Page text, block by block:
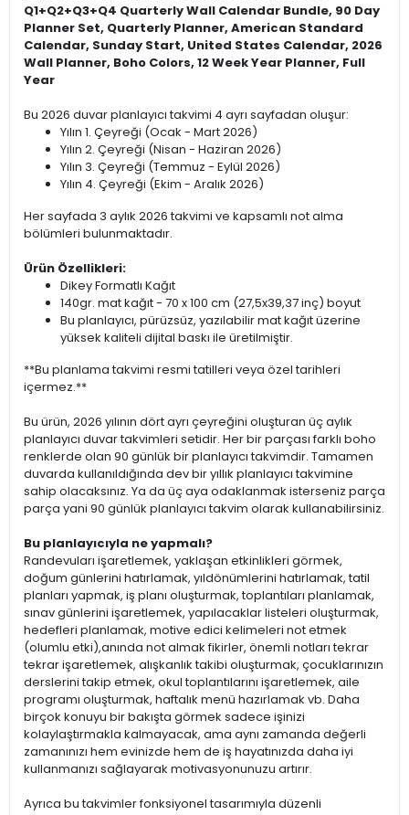
Q1+Q2+Q3+Q4 Quarterly Wall Calendar Bundle, 90 Day
Planner Set, Quarterly Planner, American Standard
Calendar, Sunday Start, United States Calendar, 2026
Wall Planner, Boho Colors, 12 Week Year Planner, Full
Year
Bu 2026 duvar planlayıcı takvimi 4 ayrı sayfadan oluşur:
Yılın 1. Çeyreği (Ocak - Mart 2026)
Yılın 2. Çeyreği (Nisan - Haziran 2026)
Yılın 3. Çeyreği (Temmuz - Eylül 2026)
Yılın 4. Çeyreği (Ekim - Aralık 2026)
Her sayfada 3 aylık 2026 takvimi ve kapsamlı not alma
bölümleri bulunmaktadır.
Ürün Özellikleri:
Dikey Formatlı Kağıt
140gr. mat kağıt - 70 x 100 cm (27,5x39,37 inç) boyut
Bu planlayıcı, pürüzsüz, yazılabilir mat kağıt üzerine
yüksek kaliteli dijital baskı ile üretilmiştir.
**Bu planlama takvimi resmi tatilleri veya özel tarihleri
içermez.**
Bu ürün, 2026 yılının dört ayrı çeyreğini oluşturan üç aylık
planlayıcı duvar takvimleri setidir. Her bir parçası farklı boho
renklerde olan 90 günlük bir planlayıcı takvimdir. Tamamen
duvarda kullanıldığında dev bir yıllık planlayıcı takvimine
sahip olacaksınız. Ya da üç aya odaklanmak isterseniz parça
parça yani 90 günlük planlayıcı takvim olarak kullanabilirsiniz.
Bu planlayıcıyla ne yapmalı?
Randevuları işaretlemek, yaklaşan etkinlikleri görmek,
doğum günlerini hatırlamak, yıldönümlerini hatırlamak, tatil
planları yapmak, iş planı oluşturmak, toplantıları planlamak,
sınav günlerini işaretlemek, yapılacaklar listeleri oluşturmak,
hedefleri planlamak, motive edici kelimeleri not etmek
(olumlu etki),anında not almak fikirler, önemli notları tekrar
tekrar işaretlemek, alışkanlık takibi oluşturmak, çocuklarınızın
derslerini takip etmek, okul toplantılarını işaretlemek, aile
programı oluşturmak, haftalık menü hazırlamak vb. Daha
birçok konuyu bir bakışta görmek sadece işinizi
kolaylaştırmakla kalmayacak, ama aynı zamanda değerli
zamanınızı hem evinizde hem de iş hayatınızda daha iyi
kullanmanızı sağlayarak motivasyonunuzu artırır.
Ayrıca bu takvimler fonksiyonel tasarımıyla düzenli